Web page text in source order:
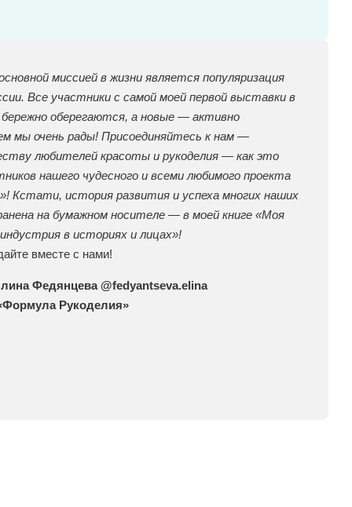
миссией в жизни является популяризация
Все участники с самой моей первой выставки в
бережно оберегаются, а новые — активно
мы очень рады! Присоединяйтесь к нам —
любителей красоты и рукоделия — как это
нашего чудесного и всеми любимого проекта
Кстати, история развития и успеха многих наших
на бумажном носителе — в моей книге «Моя
в историях и лицах»!
вместе с нами!
Федянцева @fedyantseva.elina
Рукоделия»